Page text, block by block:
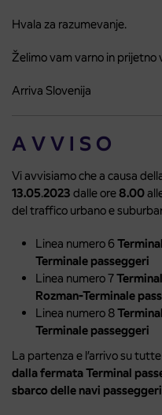
Hvala za razumevanje.
Želimo vam varno in prijetno
Arriva Slovenija
A V V I S O
Vi avvisiamo che a causa
13.05.2023 dalle ore8.00
del traffico urbano e
Linea numero 6
Terminale passeggeri
Linea numero 7
Rozman-Terminale
Linea numero 8
Terminale passeggeri
La partenza e l’arrivo su
dalla fermata Terminal
sbarco delle navi